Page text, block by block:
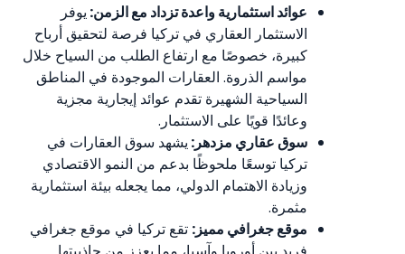
عوائد استثمارية واعدة تزداد مع الزمن:يوفر
الاستثمار العقاري في تركيا فرصة لتحقيق أرباح
كبيرة، خصوصًا مع ارتفاع الطلب من السياح خلال
مواسم الذروة. العقارات الموجودة في المناطق
السياحية الشهيرة تقدم عوائد إيجارية مجزية
وعائدًا قويًا على الاستثمار.
سوق عقاري مزدهر:يشهد سوق العقارات في
تركيا توسعًا ملحوظًا بدعم من النمو الاقتصادي
وزيادة الاهتمام الدولي، مما يجعله بيئة استثمارية
مثمرة.
موقع جغرافي مميز: تقع تركيا في موقع جغرافي